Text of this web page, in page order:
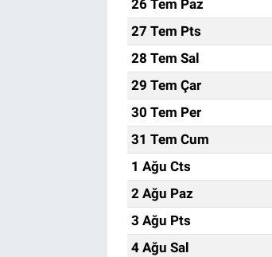
26 Tem Paz
27 Tem Pts
28 Tem Sal
29 Tem Çar
30 Tem Per
31 Tem Cum
1 Ağu Cts
2 Ağu Paz
3 Ağu Pts
4 Ağu Sal
İletişim/Künye
Gözden Kaçmasın
İletişim (Künye)